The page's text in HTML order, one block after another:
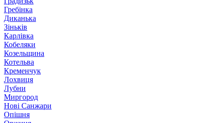
Гребінка
Диканька
Зіньків
Карлівка
Кобеляки
Козельщина
Котельва
Кременчук
Лохвиця
Лубни
Миргород
Нові Санжари
Опішня